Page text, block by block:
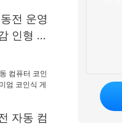
전 운영
인형 아
자동 컴